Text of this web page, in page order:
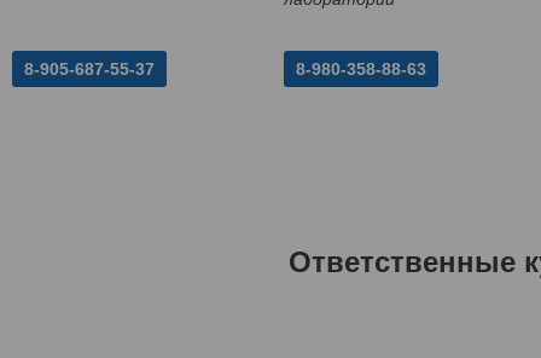
8-905-687-55-37 8-980-358-88-63
Ответственные